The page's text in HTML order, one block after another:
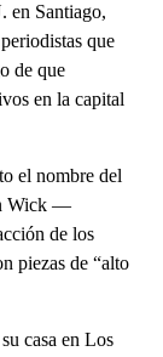
en Santiago,
que
de que
en la capital
el nombre del
Wick —
de los
piezas de “alto
casa en Los